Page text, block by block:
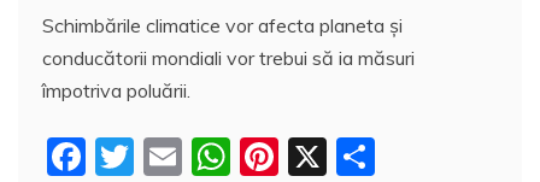
Schimbările climatice vor afecta planeta și
conducătorii mondiali vor trebui să ia măsuri
împotriva poluării.
F
T
E
W Pi X